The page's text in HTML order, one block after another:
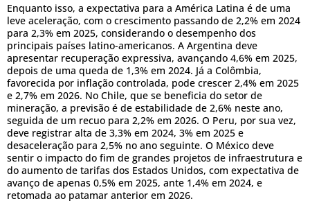
Enquanto isso, a expectativa para a América Latina é de uma
leve aceleração, com o crescimento passando de 2,2% em 2024
para 2,3% em 2025, considerando o desempenho dos
principais países latino-americanos. A Argentina deve
apresentar recuperação expressiva, avançando 4,6% em 2025,
depois de uma queda de 1,3% em 2024. Já a Colômbia,
favorecida por inflação controlada, pode crescer 2,4% em 2025
e 2,7% em 2026. No Chile, que se beneficia do setor de
mineração, a previsão é de estabilidade de 2,6% neste ano,
seguida de um recuo para 2,2% em 2026. O Peru, por sua vez,
deve registrar alta de 3,3% em 2024, 3% em 2025 e
desaceleração para 2,5% no ano seguinte. O México deve
sentir o impacto do fim de grandes projetos de infraestrutura e
do aumento de tarifas dos Estados Unidos, com expectativa de
avanço de apenas 0,5% em 2025, ante 1,4% em 2024, e
retomada ao patamar anterior em 2026.